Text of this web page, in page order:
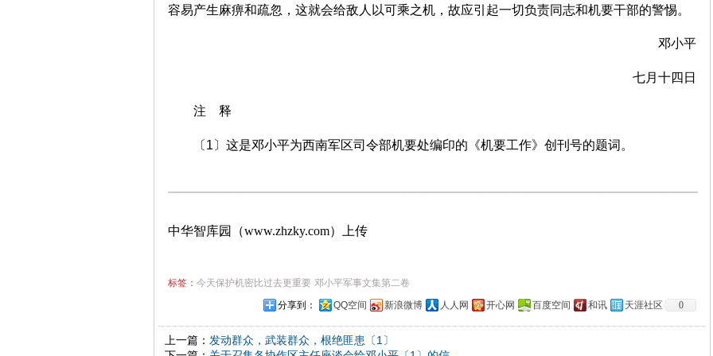
容易产生麻痹和疏忽，这就会给敌人以可乘之机，故应引起一切负责同志和机要干部的警惕。
邓小平
七月十四日
注 释
〔1〕这是邓小平为西南军区司令部机要处编印的《机要工作》创刊号的题词。
中华智库园（www.zhzky.com）上传
标签： 今天保护机密比过去更重要 邓小平军事文集第二卷
分享到：
QQ空间 新浪微博 人人网 开心网 百度空间 和讯 天涯社区 0
上一篇： 发动群众，武装群众，根绝匪患〔1〕